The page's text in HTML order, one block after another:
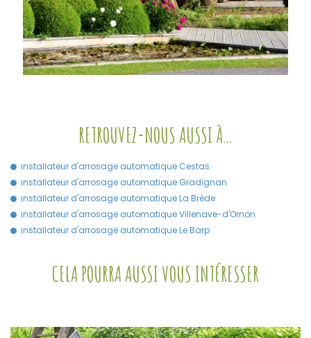
RETROUVEZ-NOUS AUSSI À…
installateur d'arrosage automatique Cestas
installateur d'arrosage automatique Gradignan
installateur d'arrosage automatique La Brède
installateur d'arrosage automatique Villenave-d'Ornon
installateur d'arrosage automatique Le Barp
CELA POURRA AUSSI VOUS INTÉRESSER